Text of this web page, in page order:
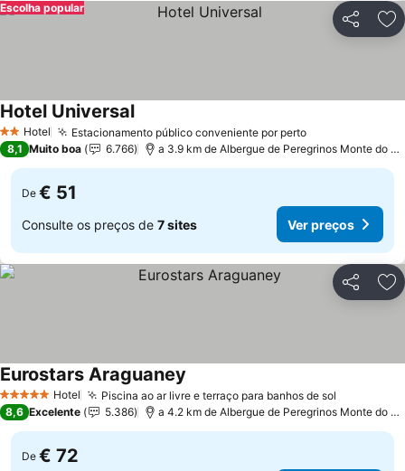
Partilhar
Escolha popular
2 Estrelas
Hotel Estacionamento público conveniente por perto
Hotel Universal
8,1 Muito boa 6.766 a 3.9 km de Albergue de Peregrinos Monte do Gozo
De € 51
Consulte os preços de 7 sites Ver preços
Partilhar
5 Estrelas Hotel Piscina ao ar livre e terraço para banhos de sol
Eurostars Araguaney
8,6 Excelente 5.386 a 4.2 km de Albergue de Peregrinos Monte do Gozo
De € 72